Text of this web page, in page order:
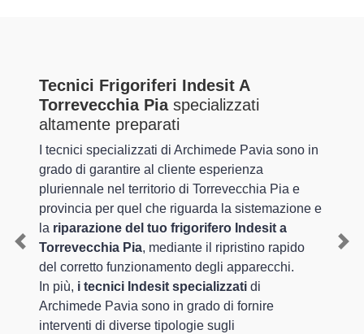
Tecnici Frigoriferi Indesit A
Torrevecchia Piaspecializzati
altamente preparati
I tecnici specializzati di Archimede Pavia sono in
grado di garantire al cliente esperienza
pluriennale nel territorio di Torrevecchia Pia e
provincia per quel che riguarda la sistemazione e
la riparazione del tuo frigorifero Indesit a
Torrevecchia Pia, mediante il ripristino rapido
del corretto funzionamento degli apparecchi.
In più, i tecnici Indesit specializzati di
Archimede Pavia sono in grado di fornire
interventi di diverse tipologie sugli
Previous